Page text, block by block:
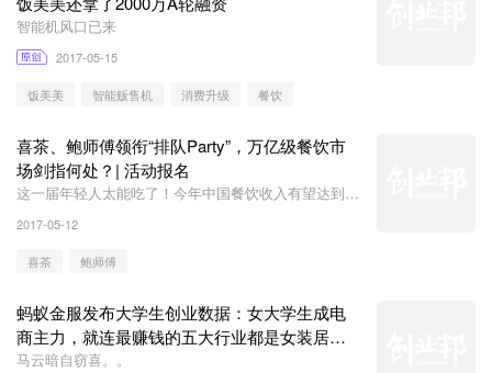
智能机风口已来
2017-05-15
饭美美 智能贩售机 消费升级 餐饮
喜茶、鲍师傅领衔“排队Party”，万亿级餐饮市
场剑指何处？| 活动报名
这一届年轻人太能吃了！今年中国餐饮收入有望达到
2017-05-12
喜茶 鲍师傅
蚂蚁金服发布大学生创业数据：女大学生成电
商主力，就连最赚钱的五大行业都是女装居
首！
马云暗自窃喜。。